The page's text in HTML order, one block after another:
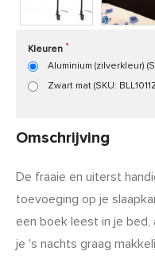
Snel in huis, 1 á 2
Kleuren
Aluminium (zilverkleur)
Zwart mat (SKU:
Omschrijving
De fraaie en uiterst
toevoeging op je
een boek leest in je bed,
je 's nachts graag